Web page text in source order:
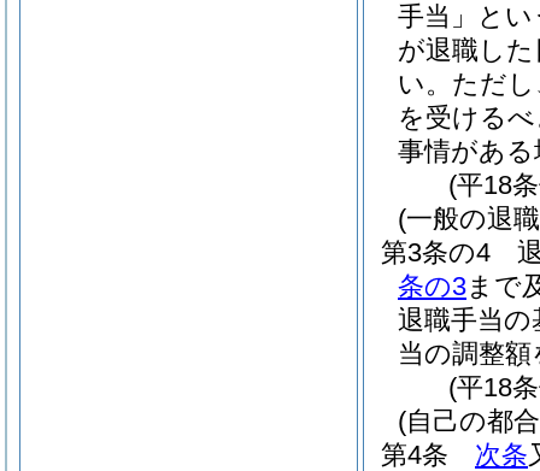
手当」とい
が退職し
い。 ただ
を受ける
事情があ
(平18
(一般の退
第3条の4
条の3まで
退職手当の
当の調整
(平18
(自己の都
第4条
次条